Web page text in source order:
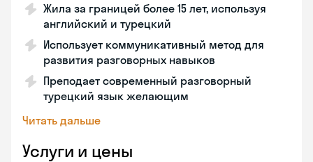
Жила за границей более 15 лет, используя
английский и турецкий
Использует коммуникативный метод для
развития разговорных навыков
Преподает современный разговорный
турецкий язык желающим
Читать дальше
Услуги и цены